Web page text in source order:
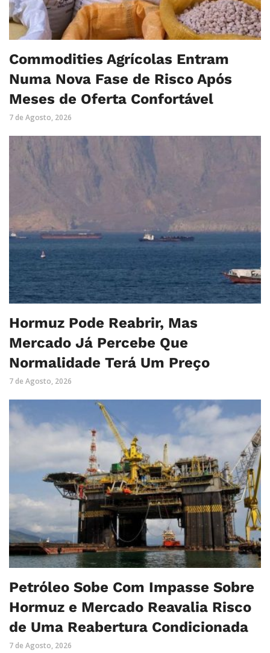
Commodities Agrícolas Entram
Numa Nova Fase de Risco Após
Meses de Oferta Confortável
7 de Agosto, 2026
Hormuz Pode Reabrir, Mas
Mercado Já Percebe Que
Normalidade Terá Um Preço
7 de Agosto, 2026
Petróleo Sobe Com Impasse Sobre
Hormuz e Mercado Reavalia Risco
de Uma Reabertura Condicionada
7 de Agosto, 2026